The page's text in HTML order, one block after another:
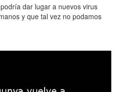
dar lugar a nuevos virus
y que tal vez no podamos